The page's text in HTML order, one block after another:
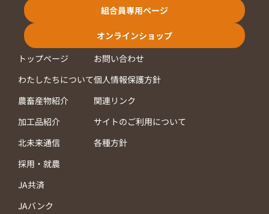
組合員専用ページ
オンラインショップ
トップページ
わたしたちについて
農畜産物紹介
加工品紹介
北未来通信
採用・就農
JA共済
JAバンク
お問い合わせ
個人情報保護方針
関連リンク
サイトのご利用について
各種方針